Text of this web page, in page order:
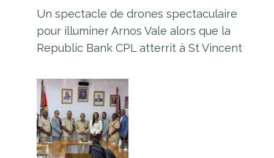
Un spectacle de drones spectaculaire
pour illuminer Arnos Vale alors que la
Republic Bank CPL atterrit à St Vincent